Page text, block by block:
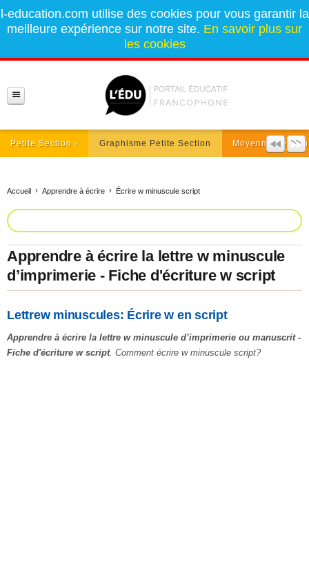
l-education.com utilise des cookies pour vous garantir la
meilleure expérience sur notre site. En savoir plus sur
les cookies
Petite Section Graphisme Petite Section Moyenne Section
Accueil Apprendre à écrire Écrire w minuscule script
Apprendre à écrire la lettre w minuscule
d’imprimerie - Fiche d'écriture w script
Lettrew minuscules: Écrire w en script
Apprendre à écrire la lettre w minuscule d’imprimerie ou manuscrit -
Fiche d'écriture w script. Comment écrire w minuscule script?